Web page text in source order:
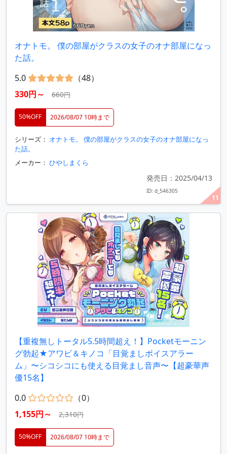
11
オナトモ。 僕の部屋がクラスの女子のオナ部屋になっ
た話。
5.0
（48）
330円～
660円
50%OFF 2026/08/07 10時まで
シリーズ： オナトモ。 僕の部屋がクラスの女子のオナ部屋になっ
た話。
メーカー： ひやしまくら
発売日：2025/04/13
ID: d_546305
【重複無しトータル5.5時間超え！】Pocketモーニン
グ勃起★アワビ＆キノコ「目覚ましボイスアラー
ム」〜シコシコにも使える目覚まし音声〜【超豪華声
優15名】
0.0
（0）
1,155円～
2,310円
50%OFF 2026/08/07 10時まで